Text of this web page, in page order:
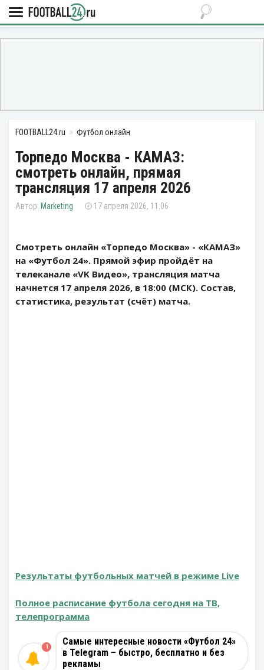
FOOTBALL24.ru Футбол онлайн
Торпедо Москва - КАМАЗ:
смотреть онлайн, прямая
трансляция 17 апреля 2026
Marketing 17 апреля 2026, 11:06
Смотреть онлайн «Торпедо Москва» - «КАМАЗ»
на «Футбол 24». Прямой эфир пройдёт на
телеканале «VK Видео», трансляция матча
начнется 17 апреля 2026, в 18:00 (МСК). Состав,
статистика, результат (счёт) матча.
Результаты футбольных матчей в режиме Live
Полное расписание футбола сегодня на ТВ,
телепрограмма
Самые интересные новости «Футбол 24»
в Telegram – быстро, бесплатно и без
рекламы
1